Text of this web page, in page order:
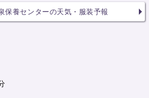
保養センターの天気・服装予報